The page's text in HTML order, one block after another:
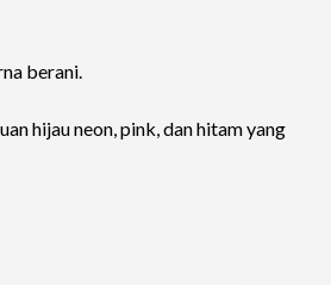
berani.
hijau neon, pink, dan hitam yang